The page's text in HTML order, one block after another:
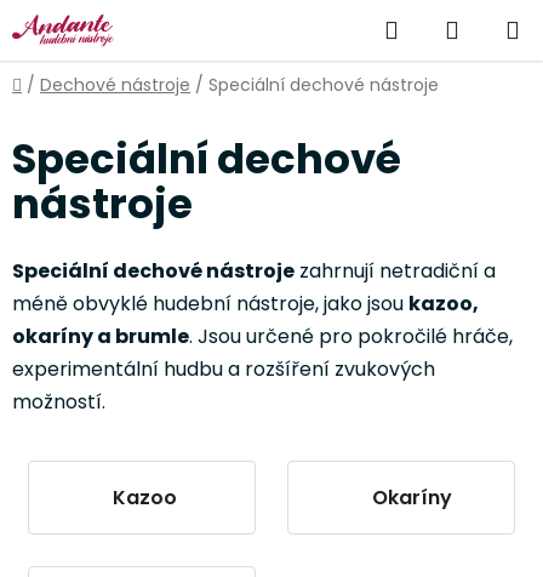
Přejít
na
obsah
Hledat
KOŠÍK
Domů
/ Dechové nástroje / Speciální dechové nástroje
Speciální dechové
nástroje
Speciální dechové nástroje zahrnují netradiční a
méně obvyklé hudební nástroje, jako jsou kazoo,
okaríny a brumle. Jsou určené pro pokročilé hráče,
experimentální hudbu a rozšíření zvukových
možností.
Kazoo Okaríny